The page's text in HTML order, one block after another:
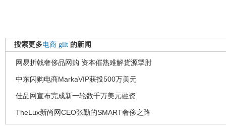
搜索更多电商 gilt 的新闻
网易折戟奢侈品网购 资本催熟难解货源掣肘
中东闪购电商MarkaVIP获投500万美元
佳品网宣布完成新一轮数千万美元融资
TheLux新尚网CEO张勤的SMART奢侈之路